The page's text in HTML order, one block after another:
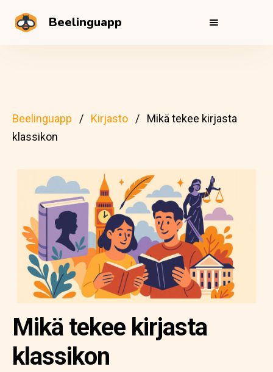
Beelinguapp
Beelinguapp Kirjasto
Mikä tekee kirjasta
klassikon
Mikä tekee kirjasta
klassikon